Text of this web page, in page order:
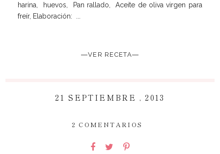
harina, huevos, Pan rallado, Aceite de oliva virgen para
freír, Elaboración: ...
―VER RECETA―
21 SEPTIEMBRE , 2013
2 COMENTARIOS